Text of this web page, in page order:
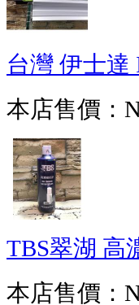
台灣 伊士達
本店售價：
TBS翠湖 高
本店售價：